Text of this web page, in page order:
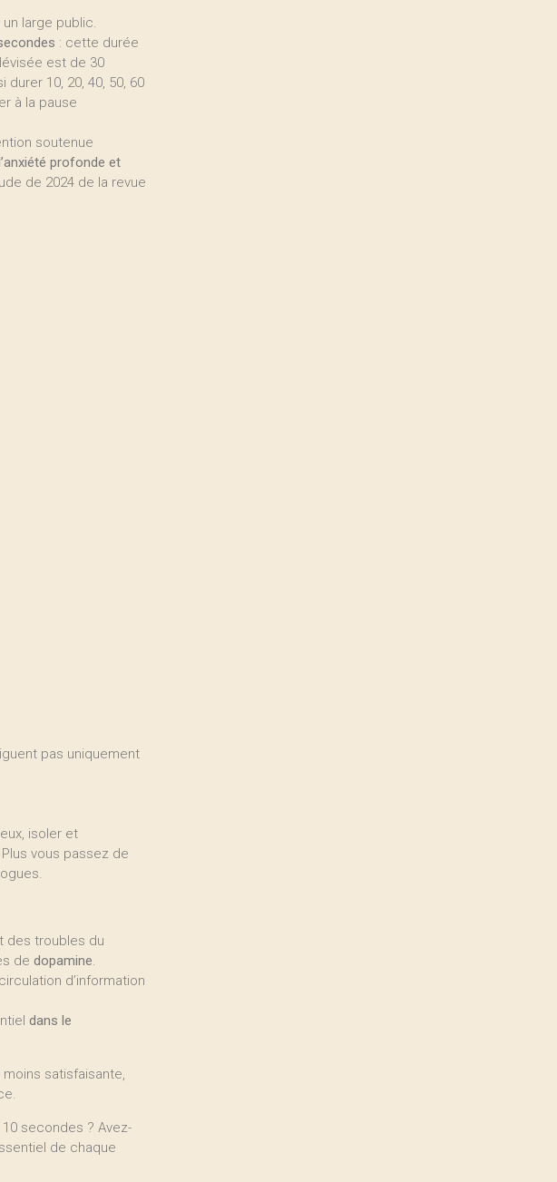
large public.
: cette durée
est de 30
10, 20, 40, 50, 60
à la pause
soutenue
profonde et
de 2024 de la revue
pas uniquement
isoler et
vous passez de
des troubles du
de dopamine.
d’information
dans le
satisfaisante,
secondes ? Avez-
de chaque